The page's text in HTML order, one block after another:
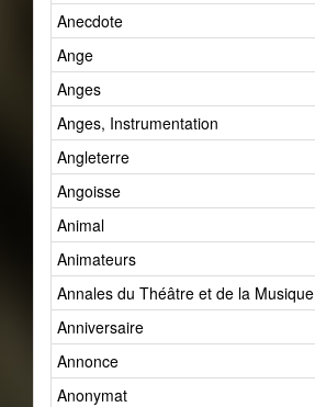
Anecdote
Ange
Anges
Anges, Instrumentation
Angleterre
Angoisse
Animal
Animateurs
Annales du Théâtre et de la Musique
Anniversaire
Annonce
Anonymat